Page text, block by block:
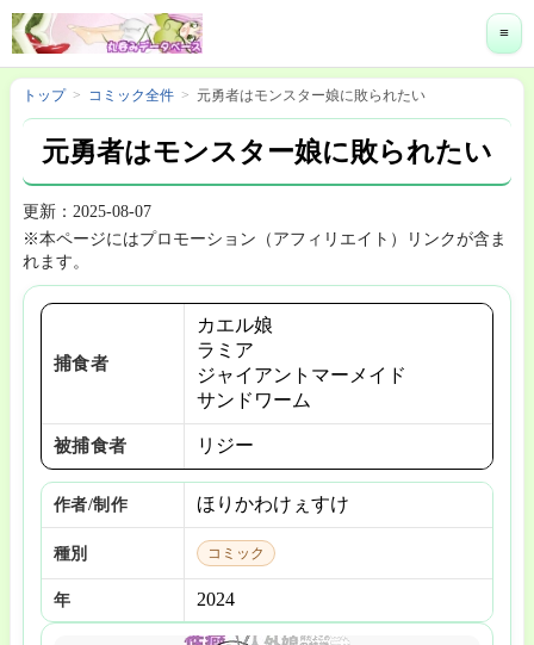
≡
トップ コミック全件 元勇者はモンスター娘に敗られたい
元勇者はモンスター娘に敗られたい
更新：2025-08-07
※本ページにはプロモーション（アフィリエイト）リンクが含ま
れます。
捕食者
カエル娘
ラミア
ジャイアントマーメイド
サンドワーム
被捕食者 リジー
作者/制作 ほりかわけぇすけ
種別 コミック
年 2024